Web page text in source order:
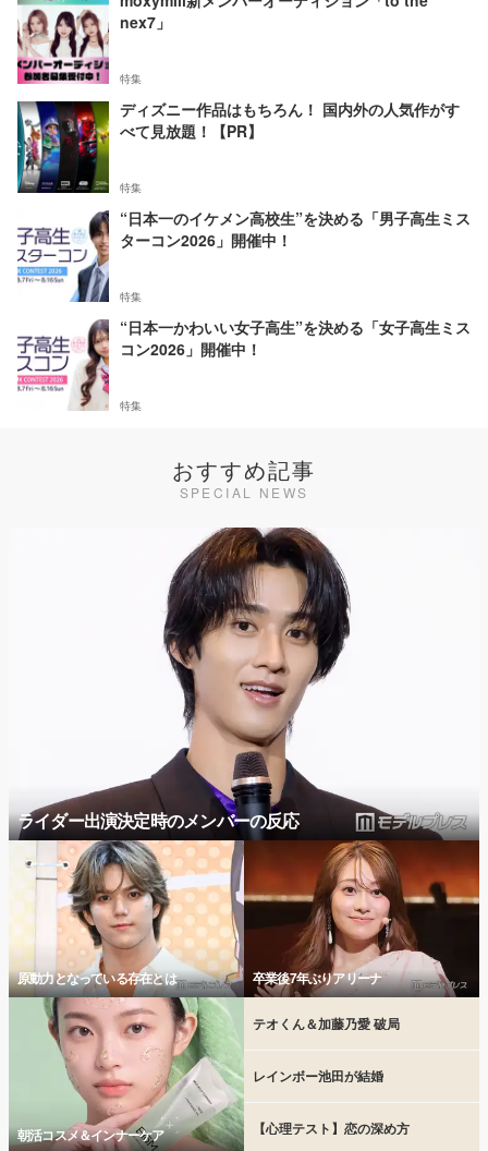
nex7」
特集
ディズニー作品はもちろん！ 国内外の人気作がす
べて見放題！【PR】
特集
“日本一のイケメン高校生”を決める「男子高生ミス
ターコン2026」開催中！
特集
“日本一かわいい女子高生”を決める「女子高生ミス
コン2026」開催中！
特集
おすすめ記事
SPECIAL NEWS
ライダー出演決定時のメンバーの反応
原動力となっている存在とは 卒業後7年ぶりアリーナ
朝活コスメ＆インナーケア
テオくん＆加藤乃愛 破局
レインボー池田が結婚
【心理テスト】恋の深め方